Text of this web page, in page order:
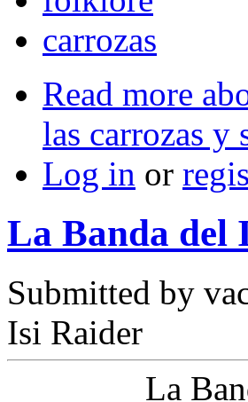
carrozas
Read more
las carrozas y
Log in or
La Banda del
Submitted by
Isi Raider
La